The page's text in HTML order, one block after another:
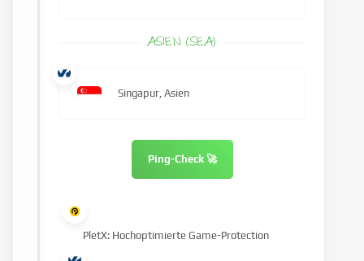
ASIEN (SEA)
Singapur, Asien
Ping-Check 🚀
PletX: Hochoptimierte Game-Protection